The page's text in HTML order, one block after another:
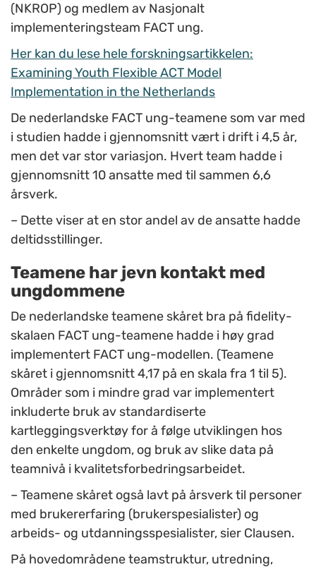
(NKROP) og medlem av Nasjonalt
implementeringsteam FACT ung.
Her kan du lese hele forskningsartikkelen:
Examining Youth Flexible ACT Model
Implementation in the Netherlands
De nederlandske FACT ung-teamene som var med
i studien hadde i gjennomsnitt vært i drift i 4,5 år,
men det var stor variasjon. Hvert team hadde i
gjennomsnitt 10 ansatte med til sammen 6,6
årsverk.
– Dette viser at en stor andel av de ansatte hadde
deltidsstillinger.
Teamene har jevn kontakt med
ungdommene
De nederlandske teamene skåret bra på fidelity-
skalaen FACT ung-teamene hadde i høy grad
implementert FACT ung-modellen. (Teamene
skåret i gjennomsnitt 4,17 på en skala fra 1 til 5).
Områder som i mindre grad var implementert
inkluderte bruk av standardiserte
kartleggingsverktøy for å følge utviklingen hos
den enkelte ungdom, og bruk av slike data på
teamnivå i kvalitetsforbedringsarbeidet.
– Teamene skåret også lavt på årsverk til personer
med brukererfaring (brukerspesialister) og
arbeids- og utdanningsspesialister, sier Clausen.
På hovedområdene teamstruktur, utredning,